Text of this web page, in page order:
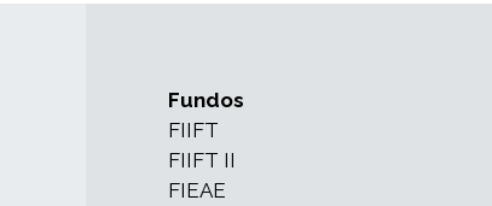
Fundos
FIIFT
FIIFT II
FIEAE